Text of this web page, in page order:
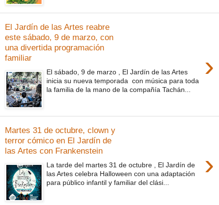
El Jardín de las Artes reabre
este sábado, 9 de marzo, con
una divertida programación
familiar
›
El sábado, 9 de marzo , El Jardín de las Artes
inicia su nueva temporada con música para toda
la familia de la mano de la compañía Tachán...
Martes 31 de octubre, clown y
terror cómico en El Jardín de
las Artes con Frankenstein
›
La tarde del martes 31 de octubre , El Jardín de
las Artes celebra Halloween con una adaptación
para público infantil y familiar del clási...